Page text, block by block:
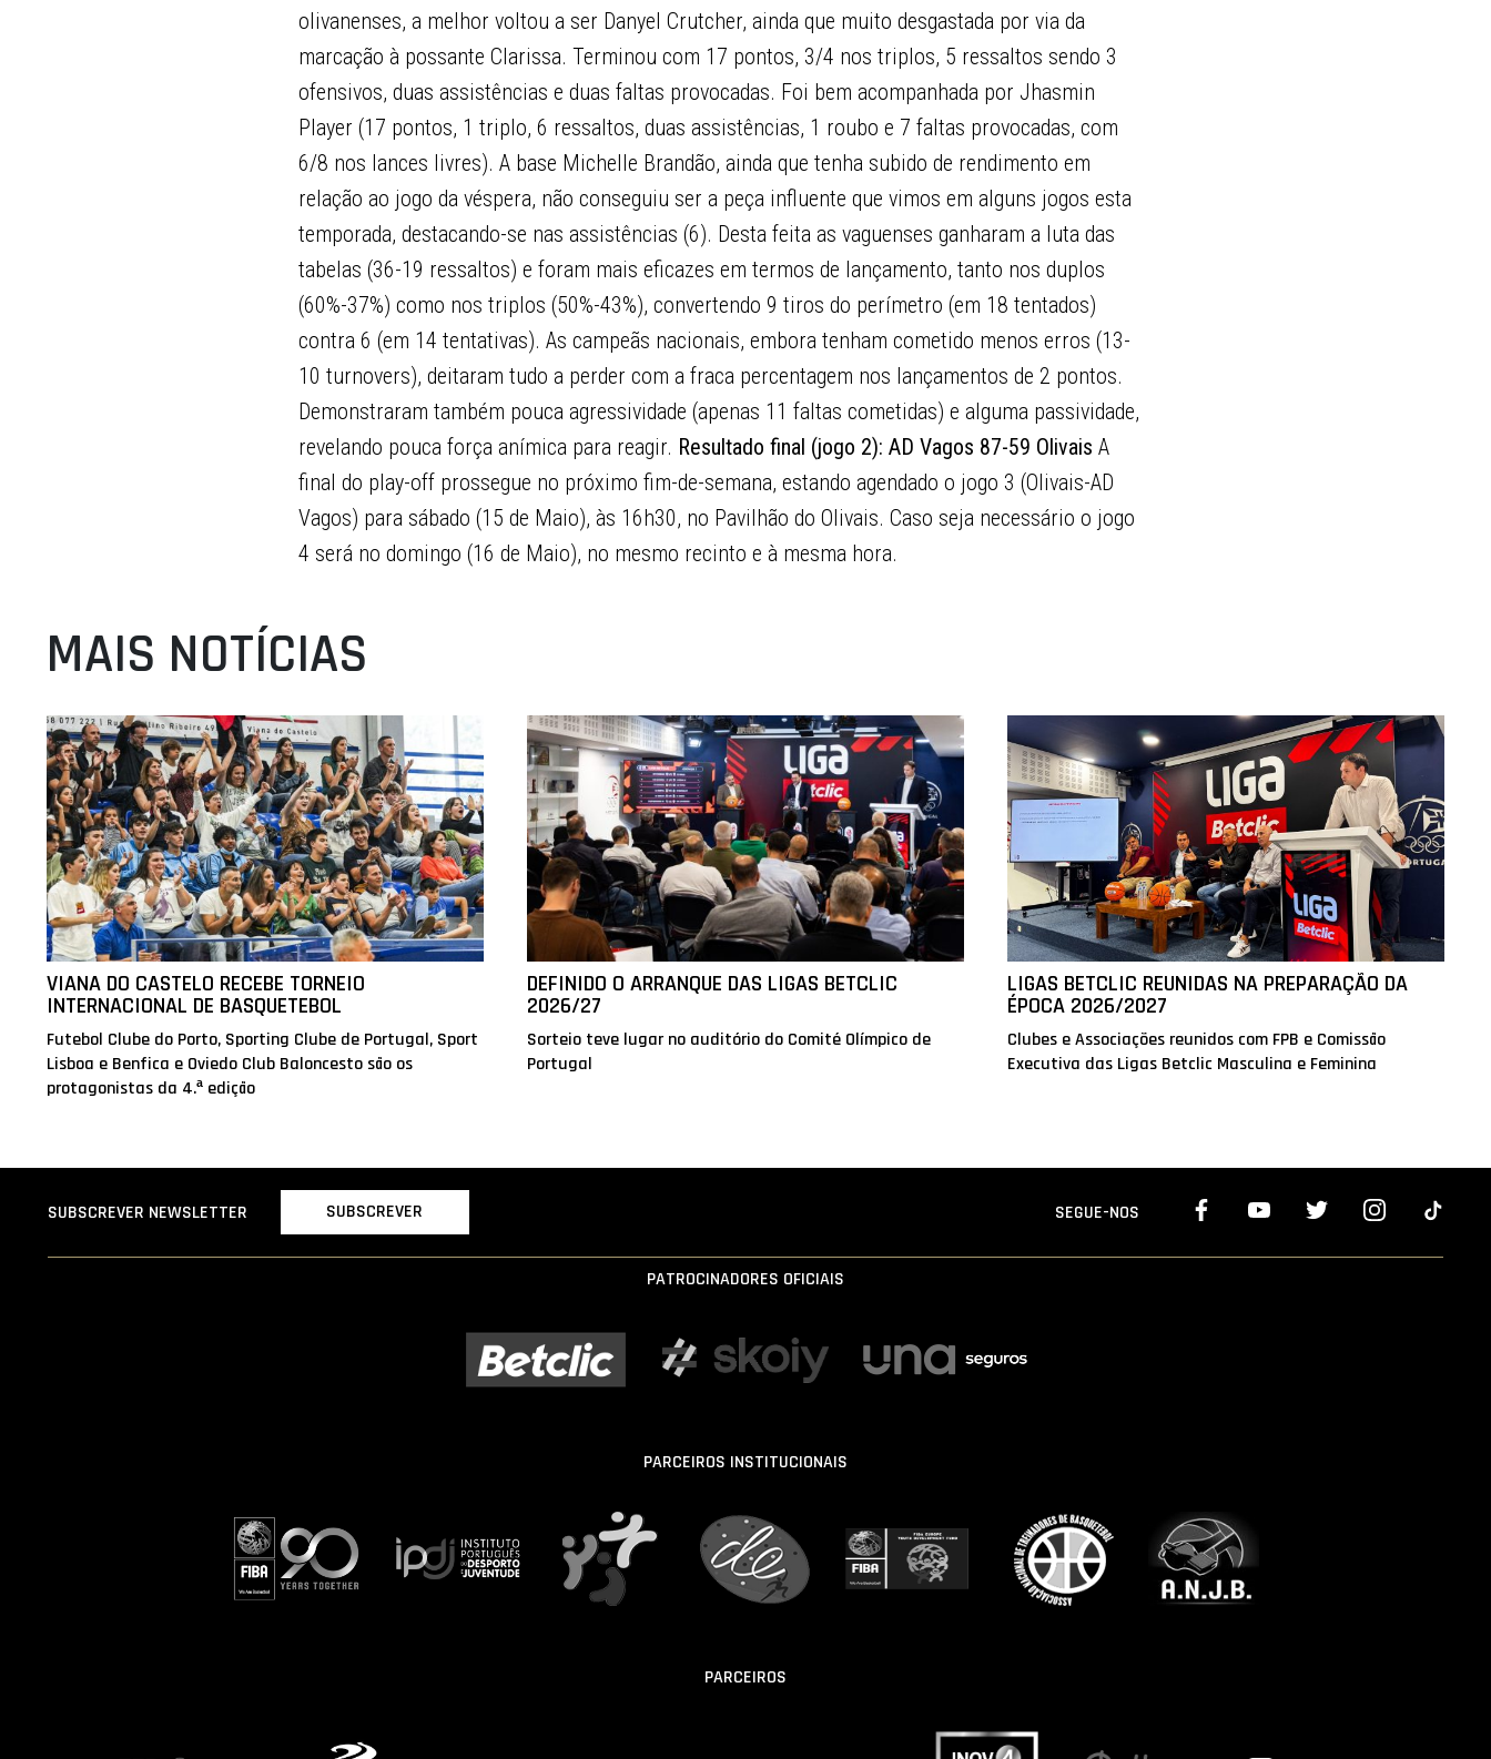
olivanenses, a melhor voltou a ser Danyel Crutcher, ainda que muito desgastada por via da
marcação à possante Clarissa. Terminou com 17 pontos, 3/4 nos triplos, 5 ressaltos sendo 3
ofensivos, duas assistências e duas faltas provocadas. Foi bem acompanhada por Jhasmin
Player (17 pontos, 1 triplo, 6 ressaltos, duas assistências, 1 roubo e 7 faltas provocadas, com
6/8 nos lances livres). A base Michelle Brandão, ainda que tenha subido de rendimento em
relação ao jogo da véspera, não conseguiu ser a peça influente que vimos em alguns jogos esta
temporada, destacando-se nas assistências (6). Desta feita as vaguenses ganharam a luta das
tabelas (36-19 ressaltos) e foram mais eficazes em termos de lançamento, tanto nos duplos
(60%-37%) como nos triplos (50%-43%), convertendo 9 tiros do perímetro (em 18 tentados)
contra 6 (em 14 tentativas). As campeãs nacionais, embora tenham cometido menos erros (13-
10 turnovers), deitaram tudo a perder com a fraca percentagem nos lançamentos de 2 pontos.
Demonstraram também pouca agressividade (apenas 11 faltas cometidas) e alguma passividade,
revelando pouca força anímica para reagir. Resultado final (jogo 2): AD Vagos 87-59 Olivais A
final do play-off prossegue no próximo fim-de-semana, estando agendado o jogo 3 (Olivais-AD
Vagos) para sábado (15 de Maio), às 16h30, no Pavilhão do Olivais. Caso seja necessário o jogo
4 será no domingo (16 de Maio), no mesmo recinto e à mesma hora.
MAIS NOTÍCIAS
VIANA DO CASTELO RECEBE TORNEIO
INTERNACIONAL DE BASQUETEBOL
Futebol Clube do Porto, Sporting Clube de Portugal, Sport
Lisboa e Benfica e Oviedo Club Baloncesto são os
protagonistas da 4.ª edição
DEFINIDO O ARRANQUE DAS LIGAS BETCLIC
2026/27
Sorteio teve lugar no auditório do Comité Olímpico de
Portugal
LIGAS BETCLIC REUNIDAS NA PREPARAÇÃO DA
ÉPOCA 2026/2027
Clubes e Associações reunidos com FPB e Comissão
Executiva das Ligas Betclic Masculina e Feminina
SUBSCREVER NEWSLETTER SUBSCREVER SEGUE-NOS
PATROCINADORES OFICIAIS
PARCEIROS INSTITUCIONAIS
PARCEIROS